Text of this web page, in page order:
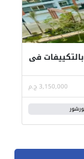
بالتكييفات فى
3,150,000 ج.م